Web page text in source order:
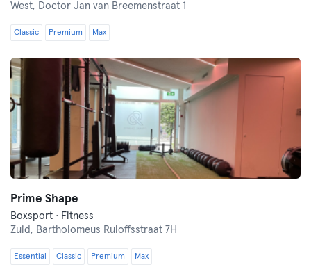
West, Doctor Jan van Breemenstraat 1
Classic Premium Max
Prime Shape
Boxsport · Fitness
Zuid, Bartholomeus Ruloffsstraat 7H
Essential Classic Premium Max